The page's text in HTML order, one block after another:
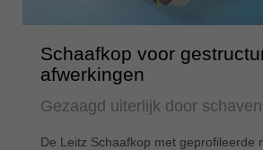
Schaafkop voor
afwerkingen
Gezaagd uiterlijk door schaven
De Leitz Schaafkop met geprofileerde